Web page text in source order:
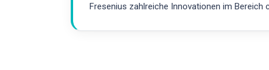
Fresenius zahlreiche Innovationen im Bereich